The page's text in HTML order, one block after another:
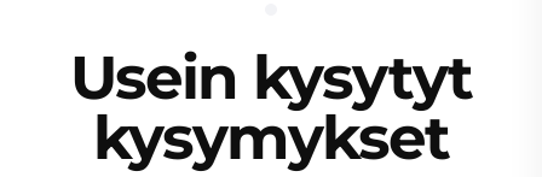
Usein kysytyt
kysymykset